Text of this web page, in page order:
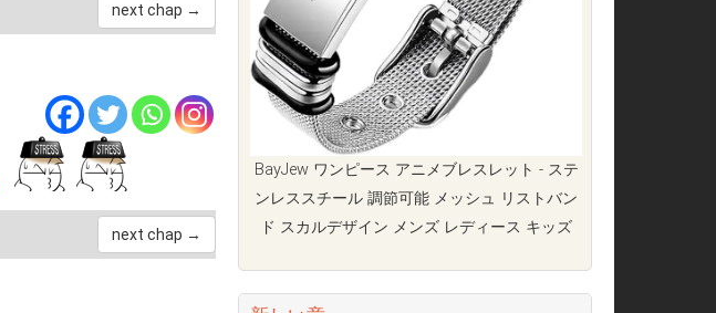
next chap →
next chap →
BayJew ワンピース アニメブレスレット - ステ
ンレススチール 調節可能 メッシュ リストバン
ド スカルデザイン メンズ レディース キッズ